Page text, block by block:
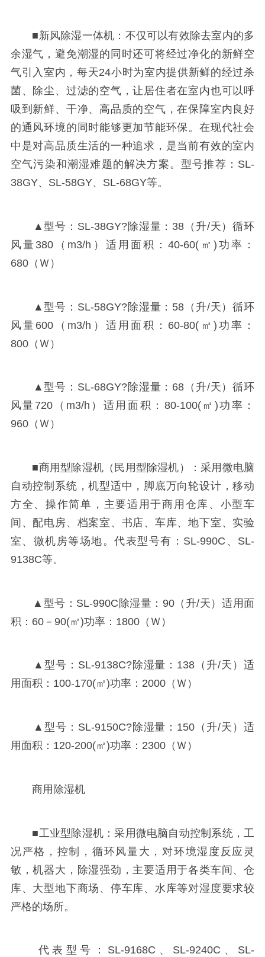
■新风除湿一体机：不仅可以有效除去室内的多
余湿气，避免潮湿的同时还可将经过净化的新鲜空
气引入室内，每天24小时为室内提供新鲜的经过杀
菌、除尘、过滤的空气，让居住者在室内也可以呼
吸到新鲜、干净、高品质的空气，在保障室内良好
的通风环境的同时能够更加节能环保。在现代社会
中是对高品质生活的一种追求，是当前有效的室内
空气污染和潮湿难题的解决方案。型号推荐：SL-
38GY、SL-58GY、SL-68GY等。
▲型号：SL-38GY?除湿量：38（升/天）循环
风量380（m3/h）适用面积：40-60(㎡)功率：
680（Ｗ）
▲型号：SL-58GY?除湿量：58（升/天）循环
风量600（m3/h）适用面积：60-80(㎡)功率：
800（Ｗ）
▲型号：SL-68GY?除湿量：68（升/天）循环
风量720（m3/h）适用面积：80-100(㎡)功率：
960（Ｗ）
■商用型除湿机（民用型除湿机）：采用微电脑
自动控制系统，机型适中，脚底万向轮设计，移动
方全、操作简单，主要适用于商用仓库、小型车
间、配电房、档案室、书店、车库、地下室、实验
室、微机房等场地。代表型号有：SL-990C、SL-
9138C等。
▲型号：SL-990C除湿量：90（升/天）适用面
积：60－90(㎡)功率：1800（Ｗ）
▲型号：SL-9138C?除湿量：138（升/天）适
用面积：100-170(㎡)功率：2000（Ｗ）
▲型号：SL-9150C?除湿量：150（升/天）适
用面积：120-200(㎡)功率：2300（Ｗ）
商用除湿机
■工业型除湿机：采用微电脑自动控制系统，工
况严格，控制，循环风量大，对环境湿度反应灵
敏，机器大，除湿强劲，主要适用于各类车间、仓
库、大型地下商场、停车库、水库等对湿度要求较
严格的场所。
代表型号：SL-9168C、SL-9240C、SL-